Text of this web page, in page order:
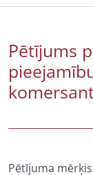
Pētījums
Pētījuma